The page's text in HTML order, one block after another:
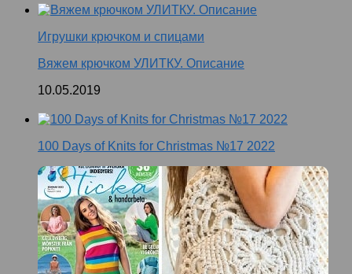
Игрушки крючком и спицами
Вяжем крючком УЛИТКУ. Описание
10.05.2019
100 Days of Knits for Christmas №17 2022